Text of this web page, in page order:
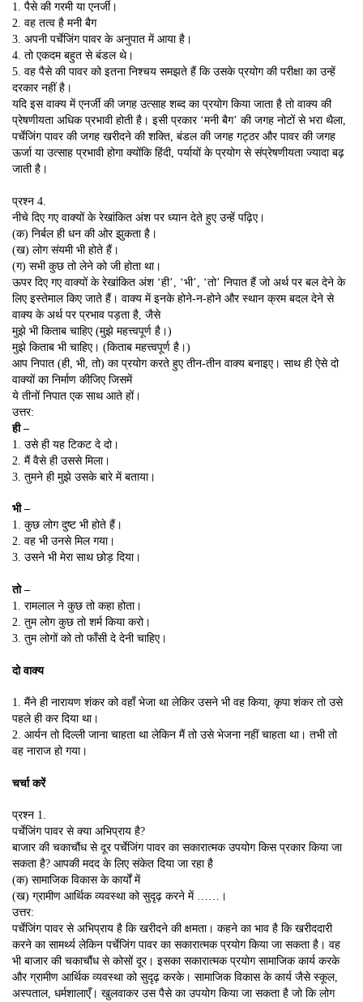
1. पैसे की गरमी या एनर्जी।
2. वह तत्व है मनी बैग
3. अपनी पर्चेजिंग पावर के अनुपात में आया है।
4. तो एकदम बहुत से बंडल थे।
5. वह पैसे की पावर को इतना निश्चय समझते हैं कि उसके प्रयोग की परीक्षा का उन्हें
दरकार नहीं है।
यदि इस वाक्य में एनर्जी की जगह उत्साह शब्द का प्रयोग किया जाता है तो वाक्य की
प्रेषणीयता अधिक प्रभावी होती है। इसी प्रकार ‘मनी बैग’ की जगह नोटों से भरा थैला,
पर्चेजिंग पावर की जगह खरीदने की शक्ति, बंडल की जगह गट्ठर और पावर की जगह
ऊर्जा या उत्साह प्रभावी होगा क्योंकि हिंदी, पर्यायों के प्रयोग से संप्रेषणीयता ज्यादा बढ़
जाती है।
प्रश्न 4.
नीचे दिए गए वाक्यों के रेखांकित अंश पर ध्यान देते हुए उन्हें पढ़िए।
(क) निर्बल ही धन की ओर झुकता है।
(ख) लोग संयमी भी होते हैं।
(ग) सभी कुछ तो लेने को जी होता था।
ऊपर दिए गए वाक्यों के रेखांकित अंश ‘ही’, ‘भी’, ‘तो’ निपात हैं जो अर्थ पर बल देने के
लिए इस्तेमाल किए जाते हैं। वाक्य में इनके होने-न-होने और स्थान क्रम बदल देने से
वाक्य के अर्थ पर प्रभाव पड़ता है, जैसे
मुझे भी किताब चाहिए (मुझे महत्त्वपूर्ण है।)
मुझे किताब भी चाहिए। (किताब महत्त्वपूर्ण है।)
आप निपात (ही, भी, तो) का प्रयोग करते हुए तीन-तीन वाक्य बनाइए। साथ ही ऐसे दो
वाक्यों का निर्माण कीजिए जिसमें
ये तीनों निपात एक साथ आते हों।
उत्तर:
ही –
1. उसे ही यह टिकट दे दो।
2. मैं वैसे ही उससे मिला।
3. तुमने ही मुझे उसके बारे में बताया।
भी –
1. कुछ लोग दुष्ट भी होते हैं।
2. वह भी उनसे मिल गया।
3. उसने भी मेरा साथ छोड़ दिया।
तो –
1. रामलाल ने कुछ तो कहा होता।
2. तुम लोग कुछ तो शर्म किया करो।
3. तुम लोगों को तो फाँसी दे देनी चाहिए।
दो वाक्य
1. मैंने ही नारायण शंकर को वहाँ भेजा था लेकिर उसने भी वह किया, कृपा शंकर तो उसे
पहले ही कर दिया था।
2. आर्यन तो दिल्ली जाना चाहता था लेकिन मैं तो उसे भेजना नहीं चाहता था। तभी तो
वह नाराज हो गया।
चर्चा करें
प्रश्न 1.
पर्चेजिंग पावर से क्या अभिप्राय है?
बाजार की चकाचौंध से दूर पर्चेजिंग पावर का सकारात्मक उपयोग किस प्रकार किया जा
सकता है? आपकी मदद के लिए संकेत दिया जा रहा है
(क) सामाजिक विकास के कार्यों में
(ख) ग्रामीण आर्थिक व्यवस्था को सुदृढ़ करने में ……।
उत्तर:
पर्चेजिंग पावर से अभिप्राय है कि खरीदने की क्षमता। कहने का भाव है कि खरीददारी
करने का सामर्थ्य लेकिन पर्चेजिंग पावर का सकारात्मक प्रयोग किया जा सकता है। वह
भी बाजार की चकाचौंध से कोसों दूर। इसका सकारात्मक प्रयोग सामाजिक कार्य करके
और ग्रामीण आर्थिक व्यवस्था को सुदृढ़ करके। सामाजिक विकास के कार्य जैसे स्कूल,
अस्पताल, धर्मशालाएँ। खुलवाकर उस पैसे का उपयोग किया जा सकता है जो कि लोग